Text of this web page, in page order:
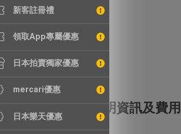
新客註冊禮
領取App專屬優惠
日本拍賣獨家優惠
mercari優惠
日本樂天優惠
全透明資訊及費用